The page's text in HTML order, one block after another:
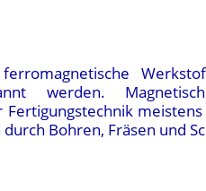
werden.
Bohren, Fräsen und